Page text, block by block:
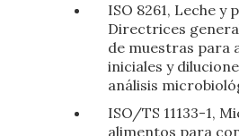
ISO 8261, Leche
Directrices
de muestras para
iniciales y
análisis
ISO/TS 11133-1,
alimentos para